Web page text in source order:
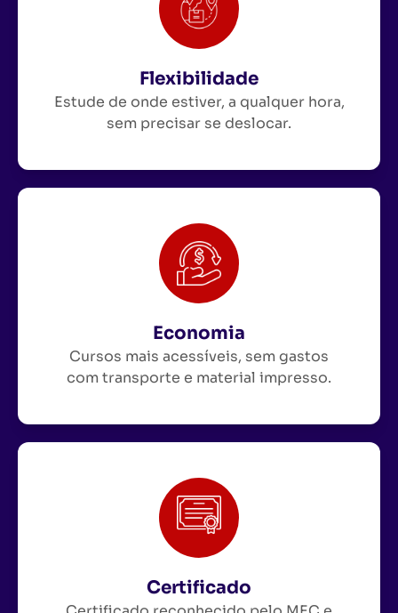
Flexibilidade
Estude de onde estiver, a qualquer hora,
sem precisar se deslocar.
Economia
Cursos mais acessíveis, sem gastos
com transporte e material impresso.
Certificado